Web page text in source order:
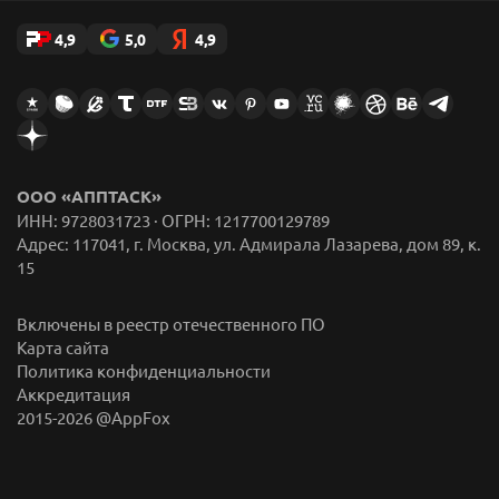
4,9 5,0 4,9
ООО «АППТАСК»
ИНН: 9728031723 · ОГРН: 1217700129789
Адрес: 117041, г. Москва, ул. Адмирала Лазарева, дом 89, к.
15
2015-2026 @AppFox
Аккредитация
Политика конфиденциальности
Карта сайта
Включены в реестр отечественного ПО